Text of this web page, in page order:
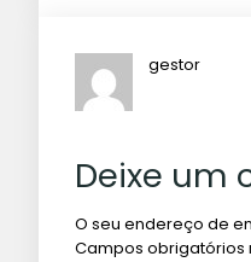
gestor
Deixe um
O seu endereço de
Campos